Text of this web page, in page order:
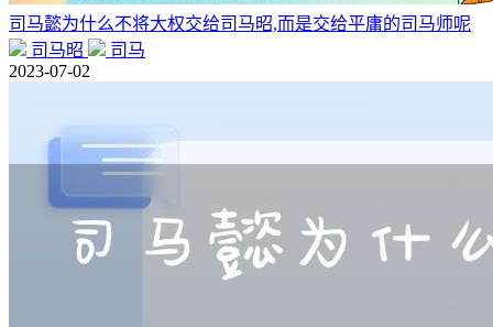
司马懿为什么不将大权交给司马昭,而是交给平庸的司马师呢
司马昭
司马
2023-07-02